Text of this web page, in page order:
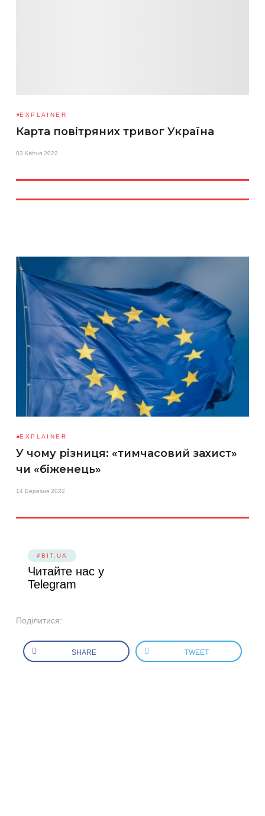
EXPLAINER
Карта повітряних тривог Україна
03 Квітня 2022
EXPLAINER
У чому різниця: «тимчасовий захист»
чи «біженець»
14 Березня 2022
#BIT.UA
Читайте нас у
Telegram
Поділитися:
SHARE TWEET